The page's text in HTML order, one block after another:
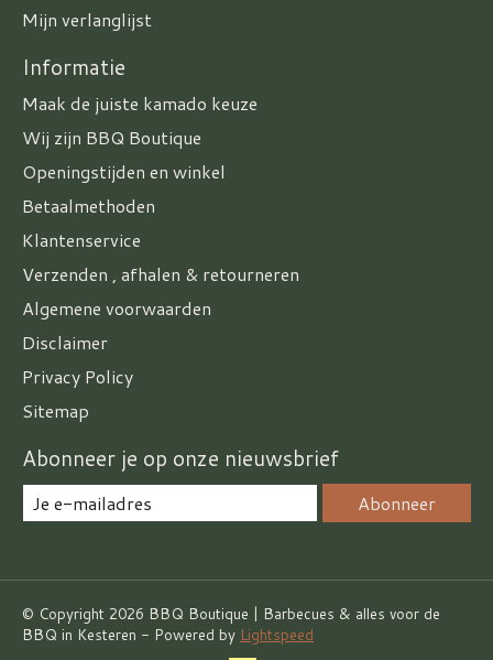
Mijn verlanglijst
Informatie
Maak de juiste kamado keuze
Wij zijn BBQ Boutique
Openingstijden en winkel
Betaalmethoden
Klantenservice
Verzenden , afhalen & retourneren
Algemene voorwaarden
Disclaimer
Privacy Policy
Sitemap
Abonneer je op onze nieuwsbrief
Abonneer
© Copyright 2026 BBQ Boutique | Barbecues & alles voor de
BBQ in Kesteren - Powered by Lightspeed